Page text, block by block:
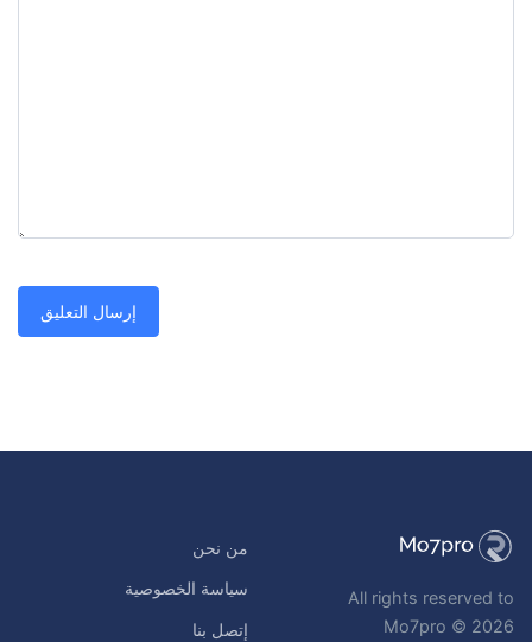
All rights reserved to
Mo7pro © 2026
من نحن
سياسة الخصوصية
إتصل بنا